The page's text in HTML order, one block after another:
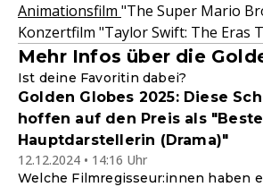
Animationsfilm "The Super Mario
Konzertfilm "Taylor Swift: The Eras
Mehr Infos über die
Ist deine Favoritin dabei?
Golden Globes 2025: Diese
hoffen auf den Preis als "Beste
Hauptdarstellerin (Drama)"
12.12.2024 • 14:16 Uhr
Welche Filmregisseur:innen haben